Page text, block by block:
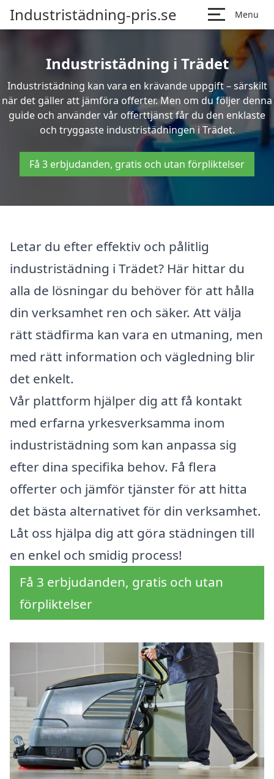
Industristädning-pris.se Menu
Industristädning i Trädet
Industristädning kan vara en krävande uppgift – särskilt
när det gäller att jämföra offerter. Men om du följer denna
guide och använder vår offerttjänst får du den enklaste
och tryggaste industristädningen i Trädet.
Få 3 erbjudanden, gratis och utan förpliktelser
Letar du efter effektiv och pålitlig
industristädning i Trädet? Här hittar du
alla de lösningar du behöver för att hålla
din verksamhet ren och säker. Att välja
rätt städfirma kan vara en utmaning, men
med rätt information och vägledning blir
det enkelt.
Vår plattform hjälper dig att få kontakt
med erfarna yrkesverksamma inom
industristädning som kan anpassa sig
efter dina specifika behov. Få flera
offerter och jämför tjänster för att hitta
det bästa alternativet för din verksamhet.
Låt oss hjälpa dig att göra städningen till
en enkel och smidig process!
Få 3 erbjudanden, gratis och utan
förpliktelser